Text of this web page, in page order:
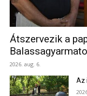
Átszervezik a
2026. aug. 6.
Az